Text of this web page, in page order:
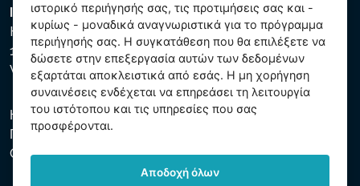
Intex Trading, s.r.o.
Hradecká 2526/3
130 00 Praha 3
Vinohrady - Česká republika
Η εταιρεία είναι εγγεγραμμένη στο Δημοτικό Δικαστήριο της
Πράγας, μέρος C, αύξ. αριθ. 74759. ΑΜΕ 26150808, ΑΦΜ
CZ26150808.
ιστορικό περιήγησής σας, τις προτιμήσεις σας και -
κυρίως - μοναδικά αναγνωριστικά για το πρόγραμμα
περιήγησής σας. Η συγκατάθεση που θα επιλέξετε να
δώσετε στην επεξεργασία αυτών των δεδομένων
εξαρτάται αποκλειστικά από εσάς. Η μη χορήγηση
συναινέσεις ενδέχεται να επηρεάσει τη λειτουργία
του ιστότοπου και τις υπηρεσίες που σας
προσφέρονται.
Αποδοχή όλων